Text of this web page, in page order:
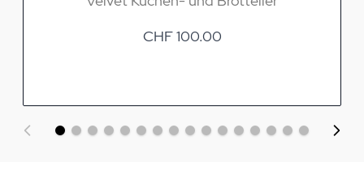
CHF 100.00